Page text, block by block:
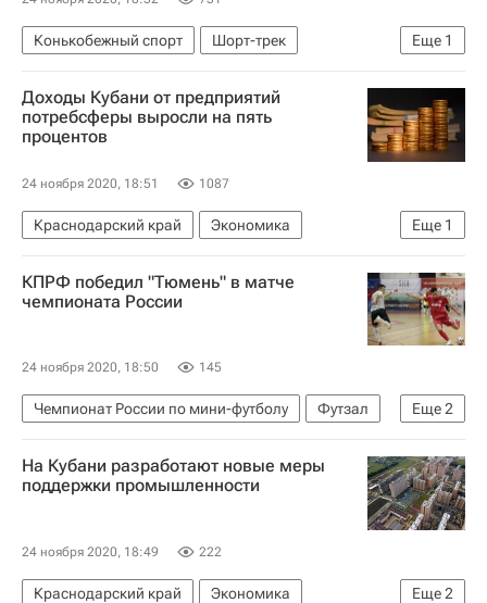
Еще 1
Конькобежный спорт
Шорт-трек
Семён Елистратов
Доходы Кубани от предприятий
потребсферы выросли на пять
процентов
24 ноября 2020, 18:51 1087
Еще 1
Краснодарский край
Экономика
Краснодарский край
КПРФ победил "Тюмень" в матче
чемпионата России
24 ноября 2020, 18:50 145
Еще2
Чемпионат России по мини-футболу
Футзал
Тюмень
КПРФ
На Кубани разработают новые меры
поддержки промышленности
24 ноября 2020, 18:49 222
Еще2
Краснодарский край
Экономика